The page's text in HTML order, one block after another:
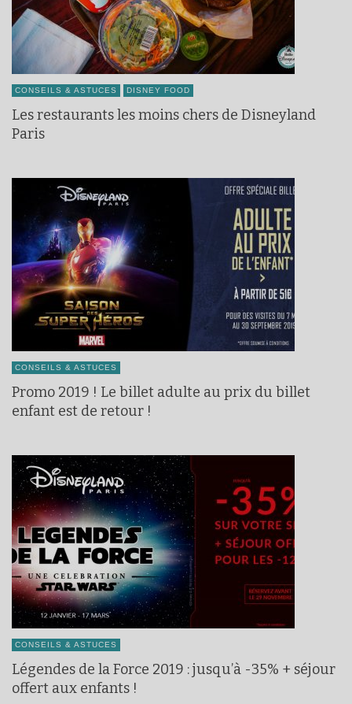
CONSEILS & ASTUCES DISNEY FOOD
Les restaurants les moins chers de Disneyland
Paris
CONSEILS & ASTUCES
Promo 2019 ! Le billet adulte au prix du billet
enfant est de retour !
CONSEILS & ASTUCES
Légendes de la Force 2019 : jusqu’à -35% + séjour
offert aux enfants !